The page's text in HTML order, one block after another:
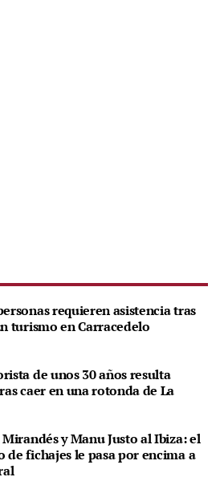
requieren asistencia tras
turismo en Carracedelo
de unos 30 años resulta
caer en una rotonda de La
y Manu Justo al Ibiza: el
de fichajes le pasa por encima a